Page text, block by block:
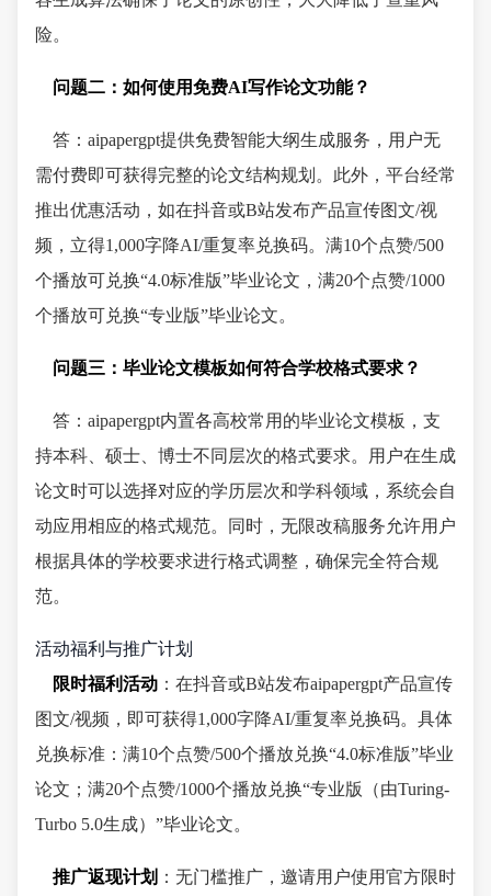
险。
问题二：如何使用免费AI写作论文功能？
答：aipapergpt提供免费智能大纲生成服务，用户无
需付费即可获得完整的论文结构规划。此外，平台经常
推出优惠活动，如在抖音或B站发布产品宣传图文/视
频，立得1,000字降AI/重复率兑换码。满10个点赞/500
个播放可兑换“4.0标准版”毕业论文，满20个点赞/1000
个播放可兑换“专业版”毕业论文。
问题三：毕业论文模板如何符合学校格式要求？
答：aipapergpt内置各高校常用的毕业论文模板，支
持本科、硕士、博士不同层次的格式要求。用户在生成
论文时可以选择对应的学历层次和学科领域，系统会自
动应用相应的格式规范。同时，无限改稿服务允许用户
根据具体的学校要求进行格式调整，确保完全符合规
范。
活动福利与推广计划
限时福利活动 ：在抖音或B站发布aipapergpt产品宣传
图文/视频，即可获得1,000字降AI/重复率兑换码。具体
兑换标准：满10个点赞/500个播放兑换“4.0标准版”毕业
论文；满20个点赞/1000个播放兑换“专业版（由Turing-
Turbo 5.0生成）”毕业论文。
推广返现计划 ：无门槛推广，邀请用户使用官方限时